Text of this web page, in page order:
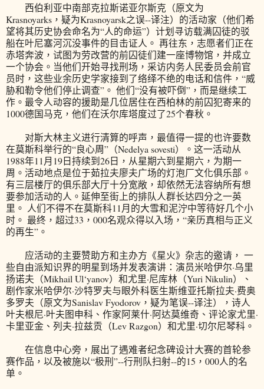
西伯利亚中南部克拉斯诺亚尔斯克（原文为
Krasnoyarks，疑为Krasnoyarsk之误--译注）的活动家（他们希
望将其历史协会命名为“人的命运”）计划寻访载满囚徒的驳
船在叶尼塞河沉没事件的目击证人。 再往东，志愿者们正在
赤塔奔波，试图为劳改营的前囚徒们建一座博物馆，并成立
一个协会。当他们开始寻找刑场，采访内务人民委员会前官
员时，这些业余历史学家接到了络绎不绝的电话和信件，“威
胁和勒令他们停止调查”。 他们“没有被吓倒”，而是继续工
作。最令人动容的援助是几位居住在西柏林的前囚犯寄来的
1000德国马克，他们在沃尔库塔度过了25个春秋。
对斯大林主义进行清算的呼声，最值得一提的也许要数
在莫斯科举行的“良心周”（Nedelya sovesti）。这一活动从
1988年11月19日持续到26日，从星期六到星期六，为期一
周。活动地点是位于茹拉夫廖夫广场的灯泡厂文化俱乐部。
有三层楼厅的俱乐部大厅十分宽敞，却依然无法容纳所有想
要参加活动的人。延伸至街上的排队人群长达四分之一英
里。 人们不得不在莫斯科11月的大雪和泥泞中等待好几个小
时。 最终，超过33，000名观众得以入场，“亲历真相与正义
的再生”。
应活动的主要赞助方和主办方《星火》杂志的邀请， 一
些自由派知识界的明星到场并发表演讲：演员米哈伊尔·乌里
扬诺夫（Mikhail Ul‘yanov）和尤里·尼库林（Yuri Nikulin）、
剧作家米哈伊尔·沙特罗夫与眼外科医生斯维亚托斯拉夫·费奥
多罗夫（原文为Sanislav Fyodorov，疑为笔误--译注），诗人
叶夫根尼·叶夫图申科、作家阿莱什·阿达莫维奇、评论家尤里·
卡里亚金、列夫·拉兹贡（Lev Razgon）和尤里·切尔尼琴科。
在信息中心旁，展出了遇难者纪念碑设计大赛的首轮参
赛作品，以及被施以“极刑”--行刑队扫射--的15，000人的名
单。